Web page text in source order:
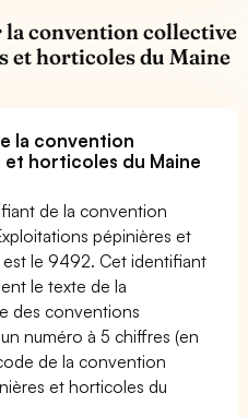
la convention collective
et horticoles du Maine
la convention
horticoles du Maine
de la convention
pépinières et
le 9492. Cet identifiant
le texte de la
des conventions
numéro à 5 chiffres (en
de la convention
et horticoles du